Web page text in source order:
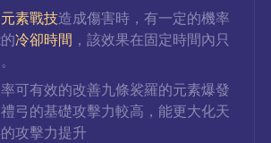
元素戰技造成傷害時，有一定的機率
冷卻時間 ，該效果在固定時間內只
可有效的改善九條裟羅的元素爆發
弓的基礎攻擊力較高，能更大化天
攻擊力提升